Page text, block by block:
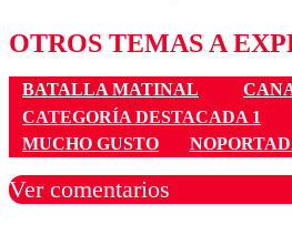
OTROS TEMAS A
BATALLA MATINAL
CATEGORÍA DESTACADA 1
MUCHO GUSTO
Ver comentarios